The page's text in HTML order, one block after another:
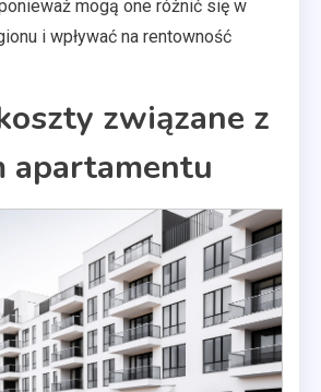
mogą one różnić się w
i wpływać na rentowność
związane z
apartamentu